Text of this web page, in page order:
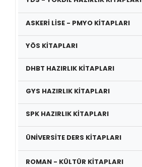
ASKERİ LİSE - PMYO KİTAPLARI
YÖS KİTAPLARI
DHBT HAZIRLIK KİTAPLARI
GYS HAZIRLIK KİTAPLARI
SPK HAZIRLIK KİTAPLARI
ÜNİVERSİTE DERS KİTAPLARI
ROMAN - KÜLTÜR KİTAPLARI